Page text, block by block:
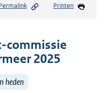
Printen
commissie
2025
heden